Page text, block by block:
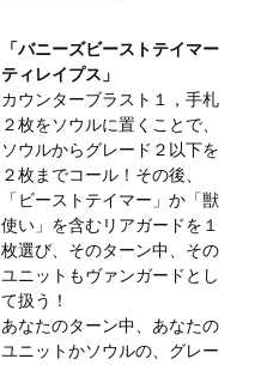
「バニーズビーストテイマー
ティレイプス」
カウンターブラスト１，手札
２枚をソウルに置くことで、
ソウルからグレード２以下を
２枚までコール！その後、
「ビーストテイマー」か「獣
使い」を含むリアガードを１
枚選び、そのターン中、その
ユニットもヴァンガードとし
て扱う！
あなたのターン中、あなたの
ユニットかソウルの、グレー